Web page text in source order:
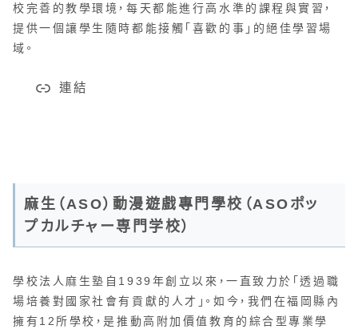
校完善的教學環境，每天都能進行高水準的課程與實習，
提供一個讓學生隨時都能接觸「喜歡的事」的絕佳學習場
域。
連結
麻生（ASO）動漫遊戲專門學校（ASOポッ
プカルチャー専門学校）
學校法人麻生塾自1939年創立以來，一直致力於「透過職
場培養對國家社會有貢獻的人才」。如今，我們在福岡縣內
擁有12所學校，是推動高附加價值教育的綜合型專業學